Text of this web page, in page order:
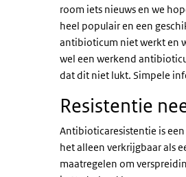
room iets nieuws en we
heel populair en een
antibioticum niet werkt en
wel een werkend
dat dit niet lukt. Simpele
Resistentie
Antibioticaresistentie is
het alleen verkrijgbaar als
maatregelen om